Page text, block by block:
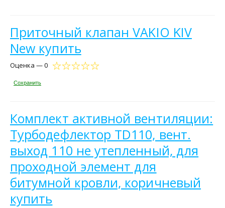
Приточный клапан VAKIO KIV
New купить
Оценка — 0
Сохранить
Комплект активной вентиляции:
Турбодефлектор TD110, вент.
выход 110 не утепленный, для
проходной элемент для
битумной кровли, коричневый
купить